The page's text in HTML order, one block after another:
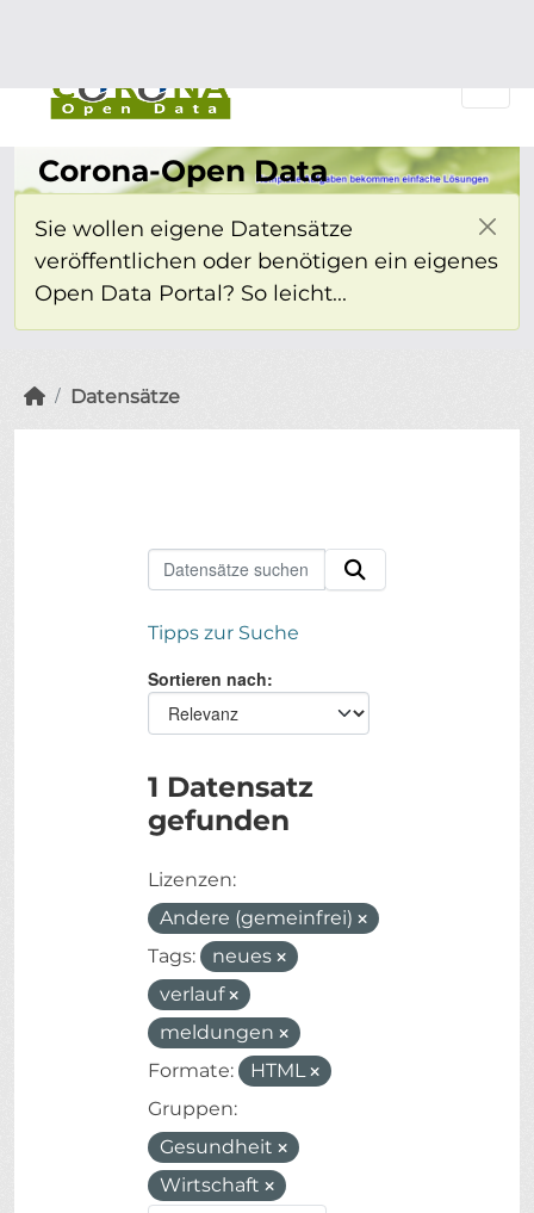
Corona-Open Data
Sie wollen eigene Datensätze
veröffentlichen oder benötigen ein eigenes
Open Data Portal? So leicht...
Datensätze
Tipps zur Suche
Sortieren nach
1 Datensatz
gefunden
Lizenzen:
Andere (gemeinfrei)
Tags:
neues
verlauf
meldungen
Formate:
HTML
Gruppen:
Gesundheit
Wirtschaft